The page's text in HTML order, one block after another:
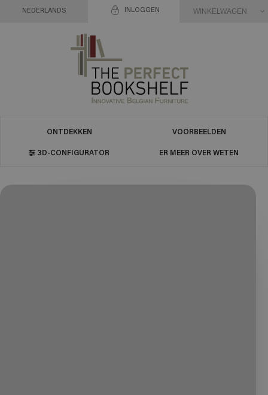
INLOGGEN
NEDERLANDS WINKELWAGEN
ONTDEKKEN VOORBEELDEN
3D-CONFIGURATOR ER MEER OVER WETEN